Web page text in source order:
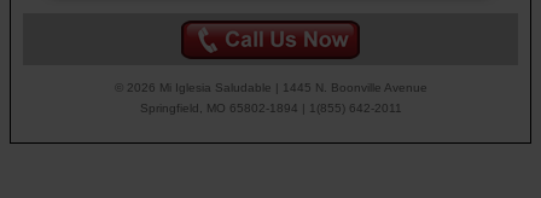
© 2026 Mi Iglesia Saludable | 1445 N. Boonville Avenue
Springfield, MO 65802-1894 | 1(855) 642-2011